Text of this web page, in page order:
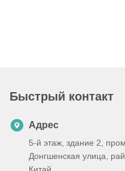
Быстрый контакт
Адрес
5-й этаж, здание 2,
Донгшенская улица,